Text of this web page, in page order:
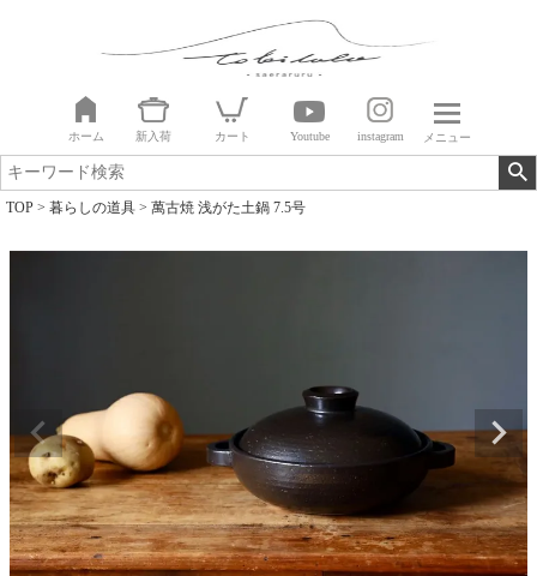
ホーム 新入荷 カート Youtube instagram メニュー
TOP 暮らしの道具 萬古焼 浅がた土鍋 7.5号